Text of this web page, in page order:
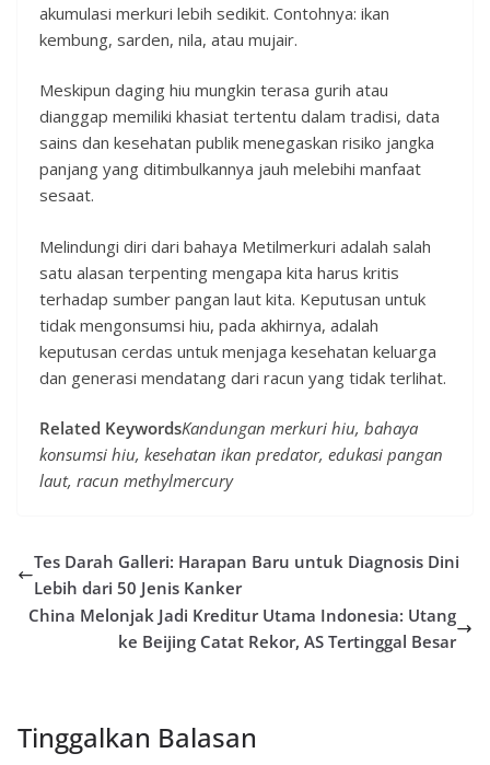
akumulasi merkuri lebih sedikit. Contohnya: ikan
kembung, sarden, nila, atau mujair.
Meskipun daging hiu mungkin terasa gurih atau
dianggap memiliki khasiat tertentu dalam tradisi, data
sains dan kesehatan publik menegaskan risiko jangka
panjang yang ditimbulkannya jauh melebihi manfaat
sesaat.
Melindungi diri dari bahaya Metilmerkuri adalah salah
satu alasan terpenting mengapa kita harus kritis
terhadap sumber pangan laut kita. Keputusan untuk
tidak mengonsumsi hiu, pada akhirnya, adalah
keputusan cerdas untuk menjaga kesehatan keluarga
dan generasi mendatang dari racun yang tidak terlihat.
Related KeywordsKandungan merkuri hiu, bahaya
konsumsi hiu, kesehatan ikan predator, edukasi pangan
laut, racun methylmercury
Tes Darah Galleri: Harapan Baru untuk Diagnosis Dini
Lebih dari 50 Jenis Kanker
China Melonjak Jadi Kreditur Utama Indonesia: Utang
ke Beijing Catat Rekor, AS Tertinggal Besar
Tinggalkan Balasan